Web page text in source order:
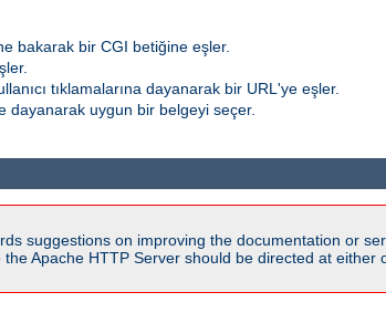
bakarak bir CGI betiğine eşler.
tıklamalarına dayanarak bir URL'ye eşler.
dayanarak uygun bir belgeyi seçer.
suggestions on improving the documentation or
Apache HTTP Server should be directed at